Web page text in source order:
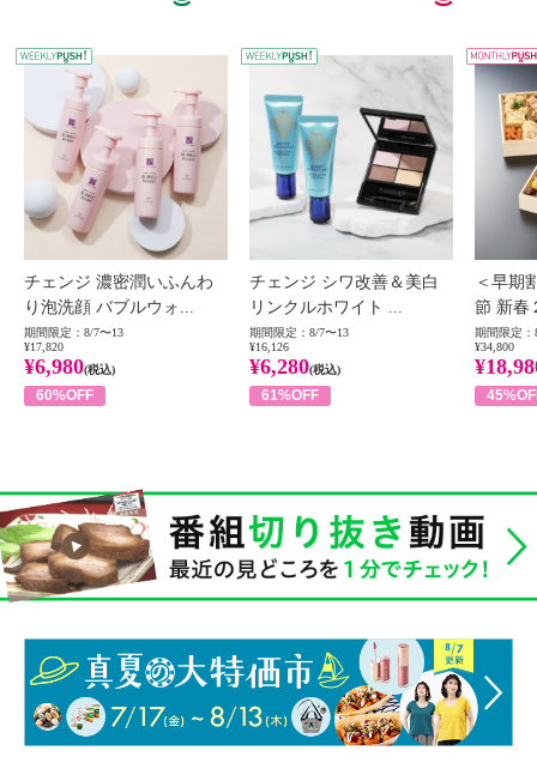
WEEKLY PUSH
チェンジ 濃密潤いふんわ
り泡洗顔 バブルウォ...
期間限定：8/7〜13
¥17,820
¥6,980(税込)
60%OFF
チェンジ シワ改善＆美白
リンクルホワイト ...
期間限定：8/7〜13
¥16,126
¥6,280(税込)
61%OFF
＜早期
節 新春
期間限定：
¥34,800